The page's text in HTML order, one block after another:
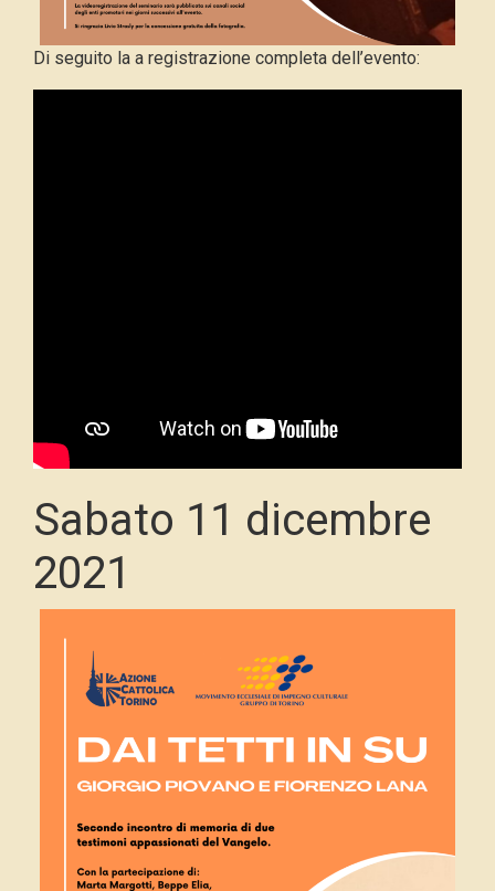
Di seguito la a registrazione completa dell’evento:
Sabato 11 dicembre
2021